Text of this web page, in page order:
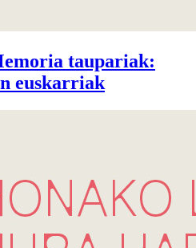
taupariak:
euskarriak